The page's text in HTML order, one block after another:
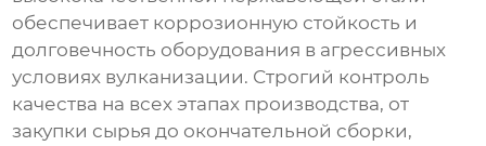
обеспечивает коррозионную стойкость и
долговечность оборудования в агрессивных
условиях вулканизации. Строгий контроль
качества на всех этапах производства, от
закупки сырья до окончательной сборки,